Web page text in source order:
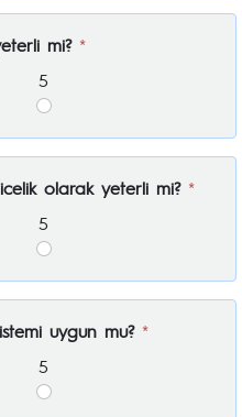
mi? *
5
olarak yeterli mi? *
5
uygun mu? *
5